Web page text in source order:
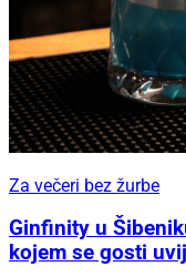
Za večeri bez žurbe
Ginfinity u
kojem se gosti